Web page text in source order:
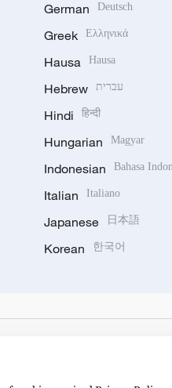
German Deutsch
Greek Ελληνικά
Hausa Hausa
Hebrew עברית
Hindi हिन्दी
Hungarian Magyar
Indonesian Bahasa
Italian Italiano
Japanese 日本語
Korean 한국어